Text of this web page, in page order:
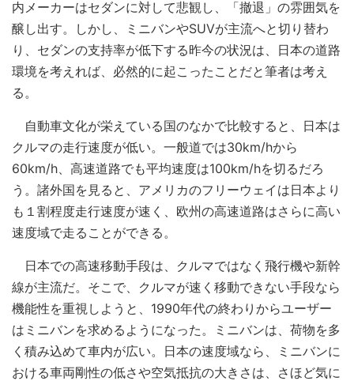
内メーカーはセダンに対して悲観し、「撤退」の雰囲気を
醸し出す。しかし、ミニバンやSUVが主流へと切り替わ
り、セダンの支持率が低下する昨今の状況は、日本の道路
環境を考えれば、必然的に起こったことだと筆者は考え
る。
自動車文化が栄えている国のなかで比較すると、日本は
クルマの走行速度が低い。一般道では30km/hから
60km/h、高速道路でも平均速度は100km/hを切るだろ
う。諸外国を見ると、アメリカのフリーウェイは日本より
も１割程度走行速度が速く、欧州の高速道路はさらに高い
速度域で走ることができる。
日本での高速移動手段は、クルマではなく飛行機や新幹
線が主流だ。そこで、クルマが速く移動できない手段なら
機能性を重視しようと、1990年代の終わりからユーザー
はミニバンを求めるようになった。ミニバンは、荷物を多
く積み込めて車内が広い。日本の速度域なら、ミニバンに
おける車両剛性の低さや空気抵抗の大きさは、さほど気に